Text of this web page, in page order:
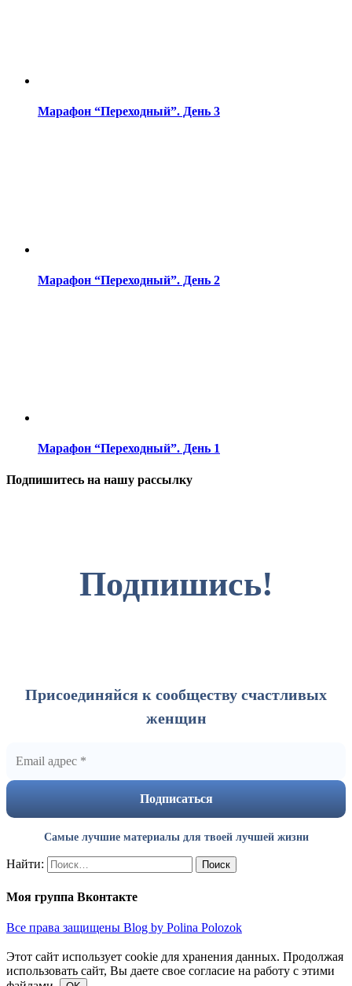
Марафон “Переходный”. День 3
Марафон “Переходный”. День 2
Марафон “Переходный”. День 1
Подпишитесь на нашу рассылку
Подпишись!
Присоединяйся к сообществу счастливых
женщин
Самые лучшие материалы для твоей лучшей жизни
Найти:
Моя группа Вконтакте
Все права защищены Blog by Polina Polozok
Этот сайт использует cookie для хранения данных. Продолжая
использовать сайт, Вы даете свое согласие на работу с этими